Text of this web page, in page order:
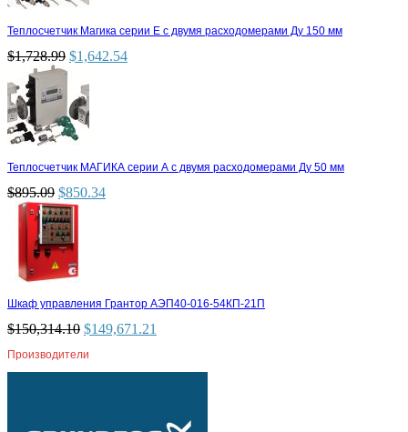
Теплосчетчик Магика серии Е с двумя расходомерами Ду 150 мм
$1,728.99 $1,642.54
Теплосчетчик МАГИКА серии А с двумя расходомерами Ду 50 мм
$895.09 $850.34
Шкаф управления Грантор АЭП40-016-54КП-21П
$150,314.10 $149,671.21
Производители